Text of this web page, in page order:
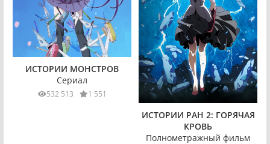
ИСТОРИИ МОНСТРОВ
Сериал
532 513 1 551
ИСТОРИИ РАН 2: ГОРЯЧАЯ
КРОВЬ
Полнометражный фильм